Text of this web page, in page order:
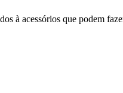
à acessórios que podem